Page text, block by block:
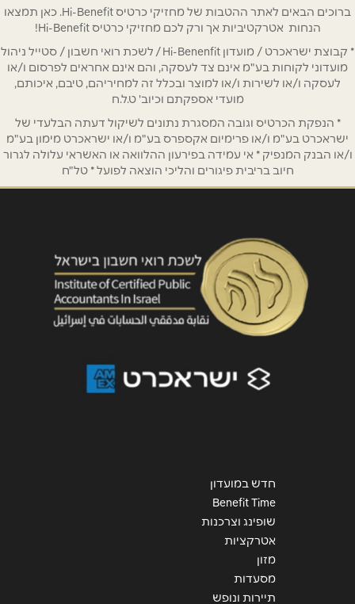
טלפון*
אימייל *
אנא חזרו אלי בקשר ל...
הודעה *
שליחה
ברוכים הבאים לאתר ההטבות של מחזיקי כרטיס Hi-Benefit. כאן תמצאו
הנחות אטרקטיביות אך ורק לכם מחזיקי כרטיס Hi-Benefit!
* קבוצת ישראכרט / מועדון Hi-Benenfit / לשכת רואי חשבון / סטייל ניהול
מועדוני לקוחות בע"מ אינם צד לעסקה, והם אינם אחראים לפרסום ו/או
לעסקה ו/או לשירות ו/או למוצר ובכלל זה למחיריהם, טיבם, איכותם,
מועדי אספקתם וכיוב' ט.ל.ח
* הנפקת הכרטיס וגובה המסגרת נתונים לשיקול דעתה הבלעדי של
ישראכרט בע"מ ו/או פרימיום אקספרס בע"מ ו/או ישראכרט מימון בע"מ
ו/או הבנק המנפיק * אי עמידה בפירעון ההלוואה או האשראי עלולה לגרור
חיוב בריבית פיגורים והליכי הוצאה לפועל * טל"ח
חדש במועדון
Benefit Time
שופינג וצרכנות
אטרקציות
מזון
מסעדות
תיירות ונופש